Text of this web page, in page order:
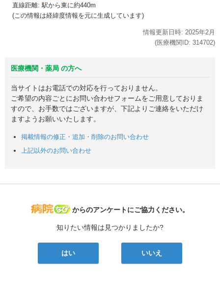
直線距離: 駅から東に約440m
(この情報は経緯度情報を元に生成しています)
情報更新日時: 2025年2月
(医療機関ID: 314702)
医療機関・薬局 の方へ
当サイトはお電話での対応を行っておりません。
ご希望の内容ごとにお問い合わせフォームをご用意しておりま
すので、お手数ではございますが、下記よりご連絡をいただけ
ますようお願いいたします。
掲載情報の修正・追加・削除のお問い合わせ
上記以外のお問い合わせ
病院なび
からのアンケートにご協力ください。
知りたい情報は見つかりましたか?
はい いいえ